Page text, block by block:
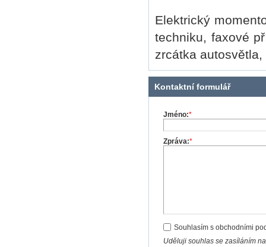
Elektrický
techniku, faxové
zrcátka
Kontaktní formulář
Jméno:*
Zpráva:*
Souhlasím s obchodními
Uděluji souhlas se zasíláním